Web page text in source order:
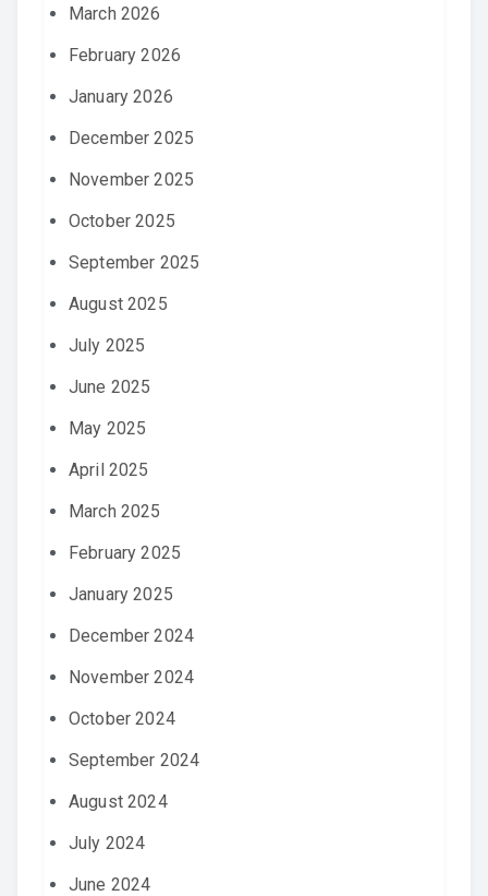
March 2026
February 2026
January 2026
December 2025
November 2025
October 2025
September 2025
August 2025
July 2025
June 2025
May 2025
April 2025
March 2025
February 2025
January 2025
December 2024
November 2024
October 2024
September 2024
August 2024
July 2024
June 2024